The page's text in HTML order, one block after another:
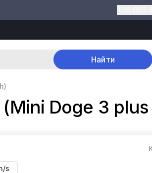
Найти
Doge 3 plus
s